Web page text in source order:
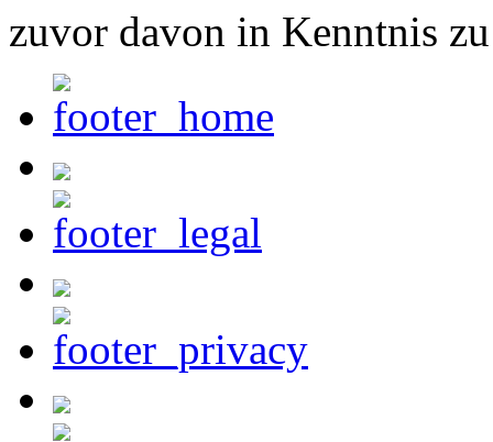
zuvor davon in Kenntnis zu